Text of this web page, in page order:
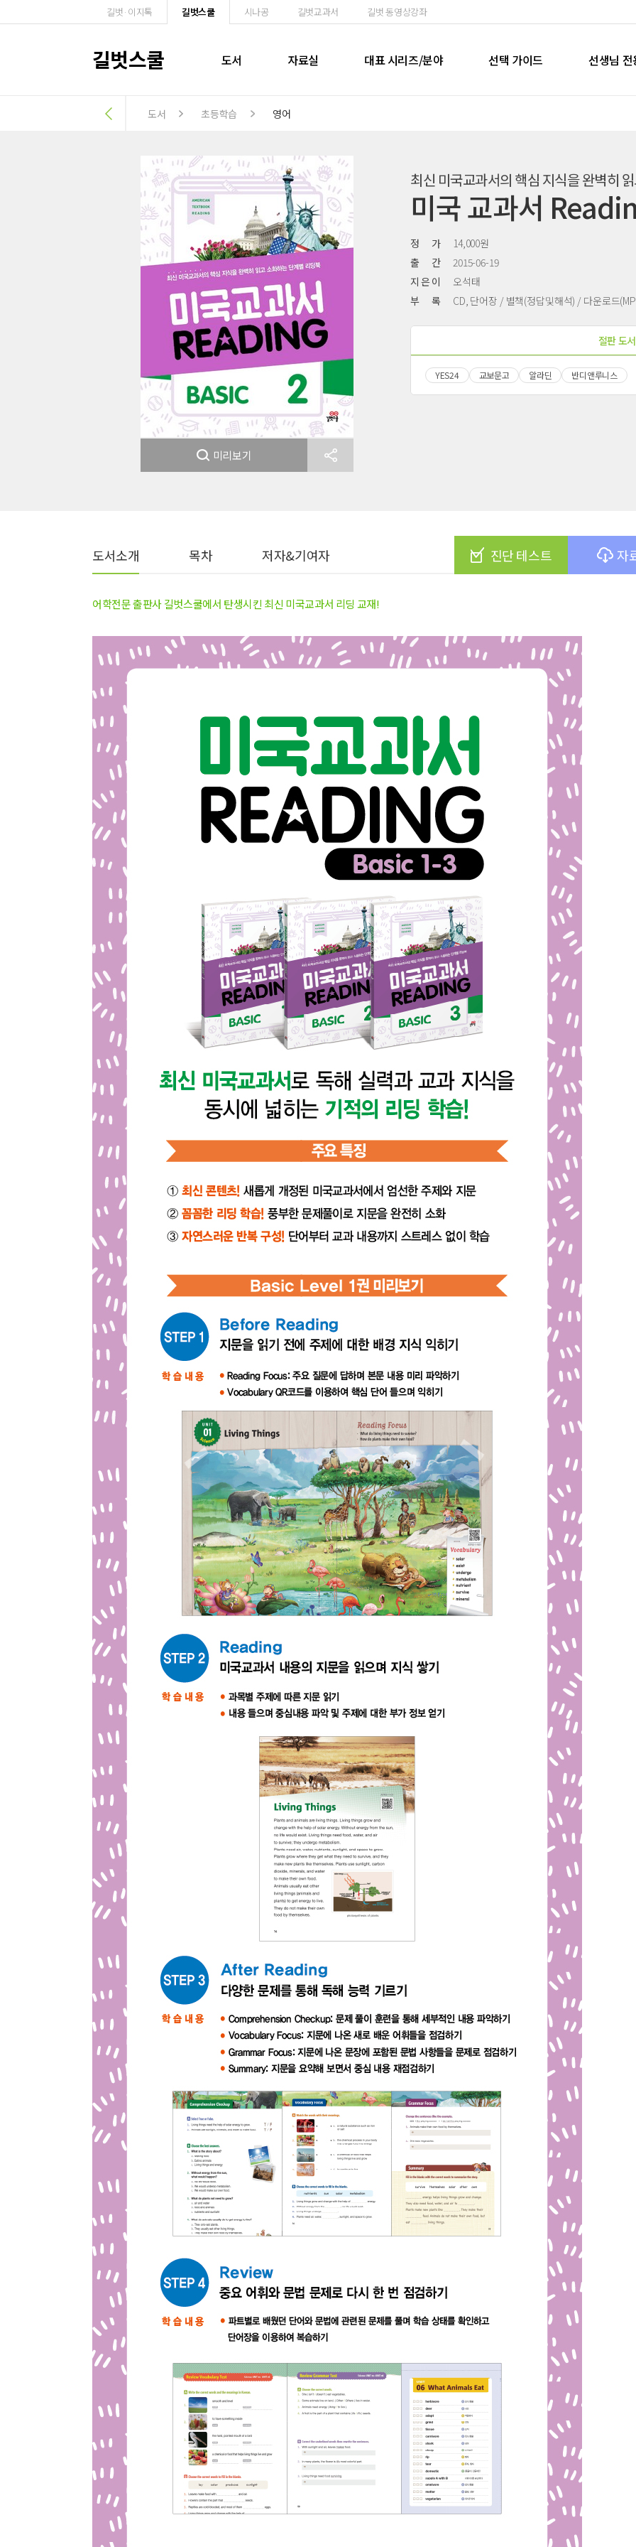
길벗·이지톡 길벗스쿨 시나공 길벗교과서 길벗 동영상강좌
길벗스쿨 도서 자료실 대표 시리즈/분야 선택 가이드 선생님 전
도서 초등학습 영어
미리보기
최신 미국교과서의 핵심 지식을 완벽히
미국 교과서
정 가
14,000원
출 간
2015-06-19
지 은 이
오석태
부 록
CD, 단어장 / 별책(정답및해석) / 다운로드
절판 도
YES24 교보문고 알라딘 반디앤루니스
도서소개 목차 저자&기여자 진단 테스트 자
어학전문 출판사 길벗스쿨에서 탄생시킨 최신 미국교과서 리딩 교재!
인증도서 미국 교과서 Reading Basic 2
ISBN
부가기호*
부가기호 확인하는 방법
종이책 :
도서 뒷표지 아래쪽에 있는 바코드의 오른쪽 위 숫자
전자책 앞 또는 뒷부분의 판권면 (발행인, 담당 편집자 등을 표시하는 곳) 중 ISBN
에 표기(예: 979-11-6050-407-1 05320로 된 곳의 뒤 다섯 자리 숫자 05320)
내용 문의
문의도서 미국 교과서 Reading Basic 2
문의 쪽
* 여러 쪽이면 쉼표(,)로 구분해서 입력하세요.
제목*
첨부파일
알림 메시지
최근 이용 자료
내 서재